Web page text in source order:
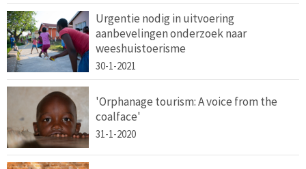
Urgentie nodig in uitvoering
aanbevelingen onderzoek naar
weeshuistoerisme
30-1-2021
'Orphanage tourism: A voice from the
coalface'
31-1-2020